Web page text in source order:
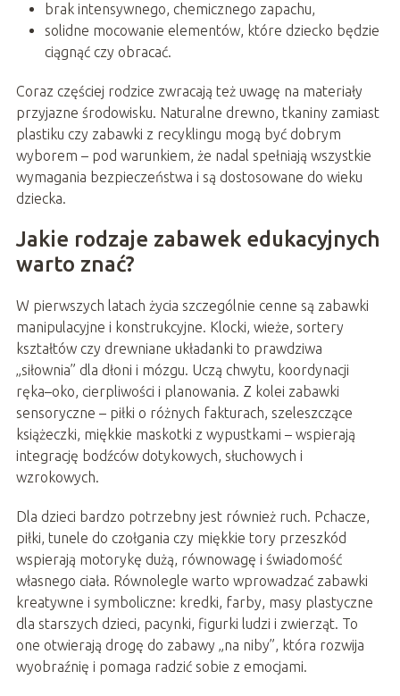
brak intensywnego, chemicznego zapachu,
solidne mocowanie elementów, które dziecko będzie
ciągnąć czy obracać.
Coraz częściej rodzice zwracają też uwagę na materiały
przyjazne środowisku. Naturalne drewno, tkaniny zamiast
plastiku czy zabawki z recyklingu mogą być dobrym
wyborem – pod warunkiem, że nadal spełniają wszystkie
wymagania bezpieczeństwa i są dostosowane do wieku
dziecka.
Jakie rodzaje zabawek edukacyjnych
warto znać?
W pierwszych latach życia szczególnie cenne są zabawki
manipulacyjne i konstrukcyjne. Klocki, wieże, sortery
kształtów czy drewniane układanki to prawdziwa
„siłownia” dla dłoni i mózgu. Uczą chwytu, koordynacji
ręka–oko, cierpliwości i planowania. Z kolei zabawki
sensoryczne – piłki o różnych fakturach, szeleszczące
książeczki, miękkie maskotki z wypustkami – wspierają
integrację bodźców dotykowych, słuchowych i
wzrokowych.
Dla dzieci bardzo potrzebny jest również ruch. Pchacze,
piłki, tunele do czołgania czy miękkie tory przeszkód
wspierają motorykę dużą, równowagę i świadomość
własnego ciała. Równolegle warto wprowadzać zabawki
kreatywne i symboliczne: kredki, farby, masy plastyczne
dla starszych dzieci, pacynki, figurki ludzi i zwierząt. To
one otwierają drogę do zabawy „na niby”, która rozwija
wyobraźnię i pomaga radzić sobie z emocjami.